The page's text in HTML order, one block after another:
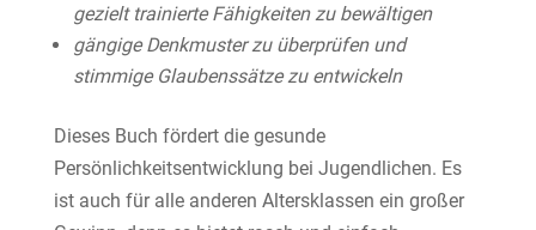
gezielt trainierte Fähigkeiten zu bewältigen
gängige Denkmuster zu überprüfen und
stimmige Glaubenssätze zu entwickeln
Dieses Buch fördert die gesunde
Persönlichkeitsentwicklung bei Jugendlichen. Es
ist auch für alle anderen Altersklassen ein großer